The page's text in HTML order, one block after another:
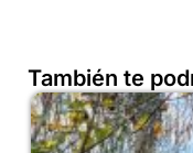
También te